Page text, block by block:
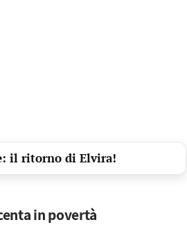
il ritorno di Elvira!
in povertà